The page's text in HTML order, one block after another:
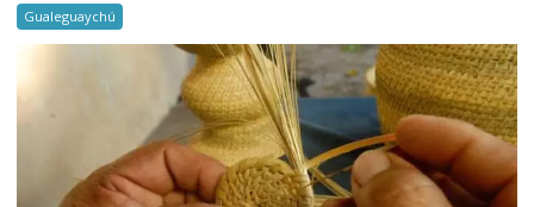
Gualeguaychú